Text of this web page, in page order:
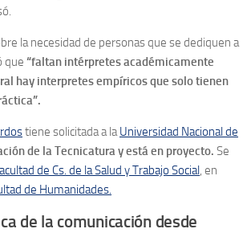
la necesidad de personas que se dediquen a
que “faltan intérpretes académicamente
hay interpretes empíricos que solo tienen
tiene solicitada a laUniversidad Nacional de
de la Tecnicatura y está en proyecto. Se
de Cs. de la Salud y Trabajo Social, en
de Humanidades.
de la comunicación desde